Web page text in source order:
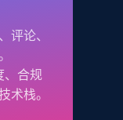
评论、
、合规
术栈。